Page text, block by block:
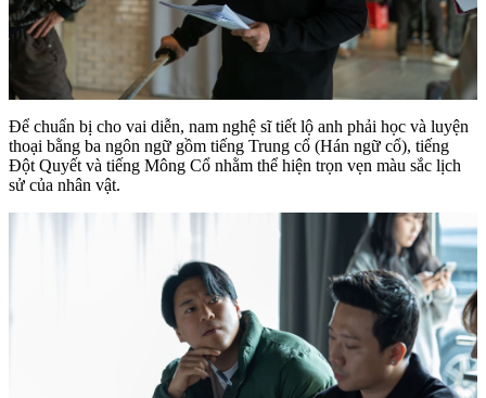
Để chuẩn bị cho vai diễn, nam nghệ sĩ tiết lộ anh phải học và luyện
thoại bằng ba ngôn ngữ gồm tiếng Trung cổ (Hán ngữ cổ), tiếng
Đột Quyết và tiếng Mông Cổ nhằm thể hiện trọn vẹn màu sắc lịch
sử của nhân vật.